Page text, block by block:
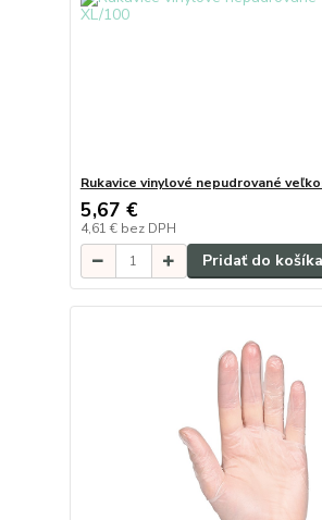
Rukavice vinylové nepudrované
5,67 €
4,61 € bez DPH
Pridať do košíka